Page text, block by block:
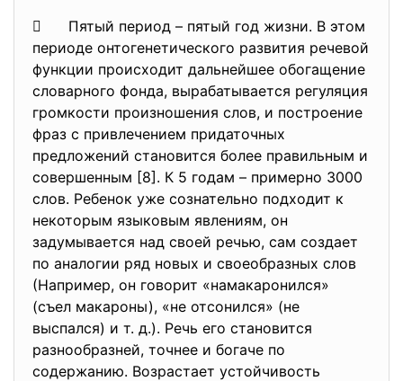
 Пятый период – пятый год жизни. В этом
периоде онтогенетического развития речевой
функции происходит дальнейшее обогащение
словарного фонда, вырабатывается регуляция
громкости произношения слов, и построение
фраз с привлечением придаточных
предложений становится более правильным и
совершенным [8]. К 5 годам – примерно 3000
слов. Ребенок уже сознательно подходит к
некоторым языковым явлениям, он
задумывается над своей речью, сам создает
по аналогии ряд новых и своеобразных слов
(Например, он говорит «намакаронился»
(съел макароны), «не отсонился» (не
выспался) и т. д.). Речь его становится
разнообразней, точнее и богаче по
содержанию. Возрастает устойчивость